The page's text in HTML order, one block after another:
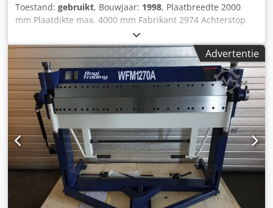
Toestand: gebruikt, Bouwjaar: 1998, Plaatbreedte 2000
mm Plaatdikte max. 4000 mm Fabrikant 2974 Achterstop
aanwezig Voetpedaal aanwezig Dodpfxsztf Abo Afgokr
Instelbaar in graden Gewicht van de machine ca. 3,93 ton
Advertentie